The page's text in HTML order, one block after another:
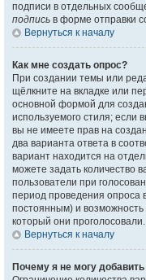
подписи в отдельных
подпись в форме отправки
Вернуться к началу
Как мне создать опрос?
При создании темы или
щёлкните на вкладке или
основной формой для
используемого стиля; если
вы не имеете прав на
два варианта ответа в
вариант находится на
можете задать количество
пользователи при
период проведения опроса
постоянным) и возможность
который они проголосовали.
Вернуться к началу
Почему я не могу